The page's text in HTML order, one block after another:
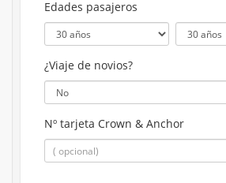
Edades pasajeros
¿Viaje de novios?
Nº tarjeta Crown & Anchor